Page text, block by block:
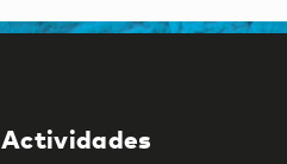
Actividades